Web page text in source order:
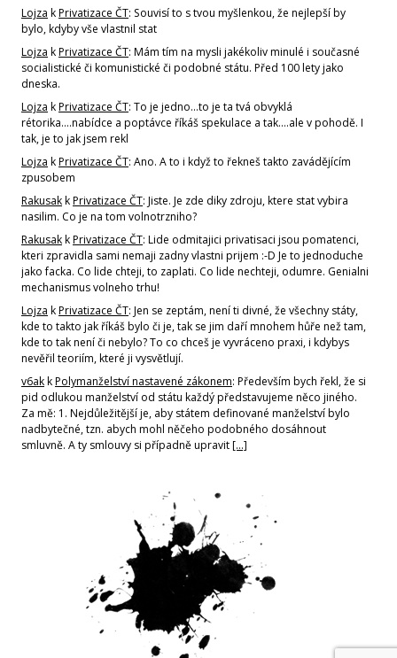
Lojza kPrivatizace ČT: Souvisí to s tvou myšlenkou, že nejlepší by
bylo, kdyby vše vlastnil stat
Lojza kPrivatizace ČT: Mám tím na mysli jakékoliv minulé i současné
socialistické či komunistické či podobné státu. Před 100 lety jako
dneska.
Lojza kPrivatizace ČT: To je jedno...to je ta tvá obvyklá
rétorika....nabídce a poptávce říkáš spekulace a tak....ale v pohodě. I
tak, je to jak jsem rekl
Lojza kPrivatizace ČT: Ano. A to i když to řekneš takto zavádějícím
zpusobem
RakusakkPrivatizace ČT: Jiste. Je zde diky zdroju, ktere stat vybira
nasilim. Co je na tom volnotrzniho?
RakusakkPrivatizace ČT: Lide odmitajici privatisaci jsou pomatenci,
kteri zpravidla sami nemaji zadny vlastni prijem :-D Je to jednoduche
jako facka. Co lide chteji, to zaplati. Co lide nechteji, odumre. Genialni
mechanismus volneho trhu!
Lojza kPrivatizace ČT: Jen se zeptám, není ti divné, že všechny státy,
kde to takto jak říkáš bylo či je, tak se jim daří mnohem hůře než tam,
kde to tak není či nebylo? To co chceš je vyvráceno praxi, i kdybys
nevěřil teoriím, které ji vysvětlují.
v6akkPolymanželství nastavené zákonem: Především bych řekl, že si
pid odlukou manželství od státu každý představujeme něco jiného.
Za mě: 1. Nejdůležitější je, aby státem definované manželství bylo
nadbytečné, tzn. abych mohl něčeho podobného dosáhnout
smluvně. A ty smlouvy si případně upravit[…]